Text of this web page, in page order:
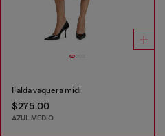
Falda vaquera midi
$275.00
AZUL MEDIO